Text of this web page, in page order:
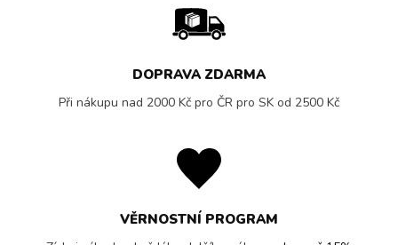
DOPRAVA ZDARMA
Při nákupu nad 2000 Kč pro ČR pro SK od 2500 Kč
VĚRNOSTNÍ PROGRAM